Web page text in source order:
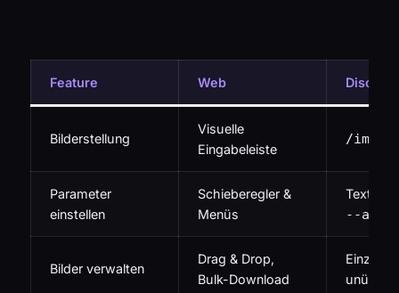
Feature Web Discord
Bilderstellung
Visuelle
Eingabeleiste
/
Parameter
einstellen
Schieberegler &
Menüs
Text-
--ar
Bilder verwalten
Drag & Drop,
Bulk-Download
Einzeln